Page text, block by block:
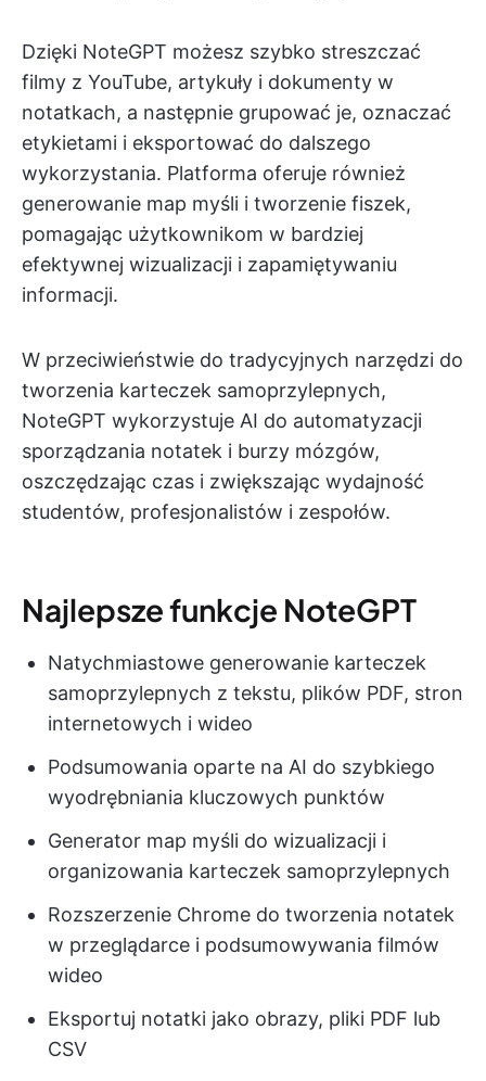
Dzięki NoteGPT możesz szybko streszczać
filmy z YouTube, artykuły i dokumenty w
notatkach, a następnie grupować je, oznaczać
etykietami i eksportować do dalszego
wykorzystania. Platforma oferuje również
generowanie map myśli i tworzenie fiszek,
pomagając użytkownikom w bardziej
efektywnej wizualizacji i zapamiętywaniu
informacji.
W przeciwieństwie do tradycyjnych narzędzi do
tworzenia karteczek samoprzylepnych,
NoteGPT wykorzystuje AI do automatyzacji
sporządzania notatek i burzy mózgów,
oszczędzając czas i zwiększając wydajność
studentów, profesjonalistów i zespołów.
Najlepsze funkcje NoteGPT
Natychmiastowe generowanie karteczek
samoprzylepnych z tekstu, plików PDF, stron
internetowych i wideo
Podsumowania oparte na AI do szybkiego
wyodrębniania kluczowych punktów
Generator map myśli do wizualizacji i
organizowania karteczek samoprzylepnych
Rozszerzenie Chrome do tworzenia notatek
w przeglądarce i podsumowywania filmów
wideo
Eksportuj notatki jako obrazy, pliki PDF lub
CSV